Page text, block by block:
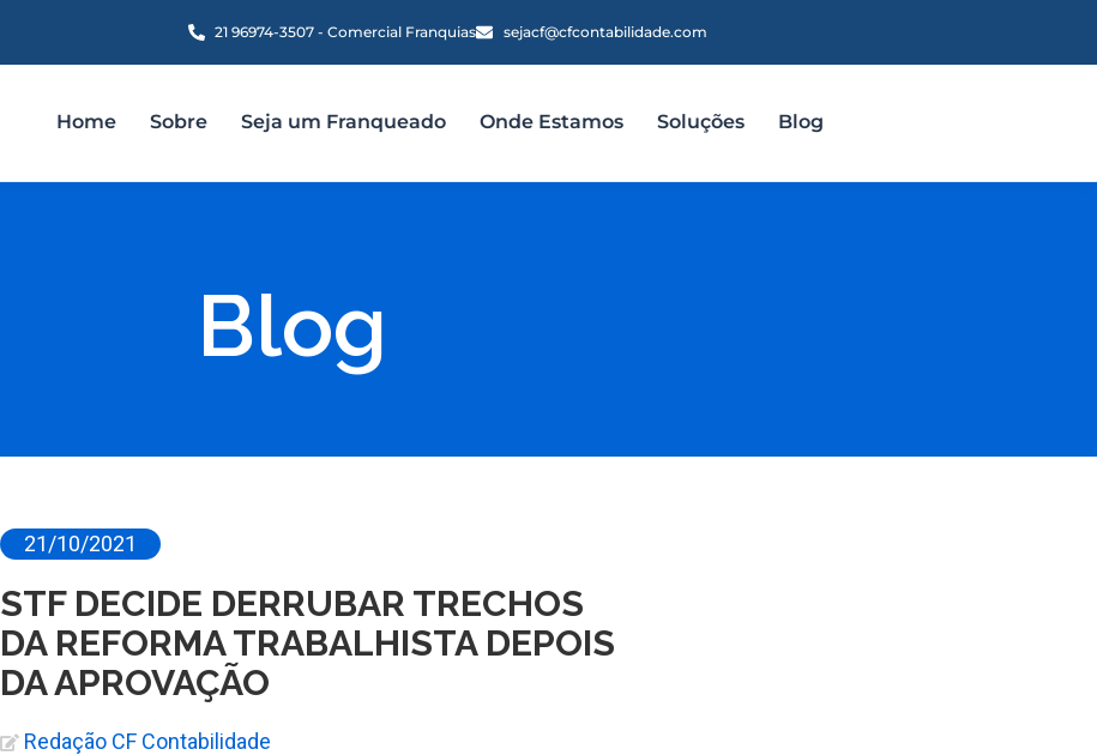
21 96974-3507 - Comercial Franquias sejacf@cfcontabilidade.com
Home Sobre Seja um Franqueado Onde Estamos Soluções Blog
Blog
21/10/2021
STF DECIDE DERRUBAR TRECHOS
DA REFORMA TRABALHISTA DEPOIS
DA APROVAÇÃO
Redação CF Contabilidade